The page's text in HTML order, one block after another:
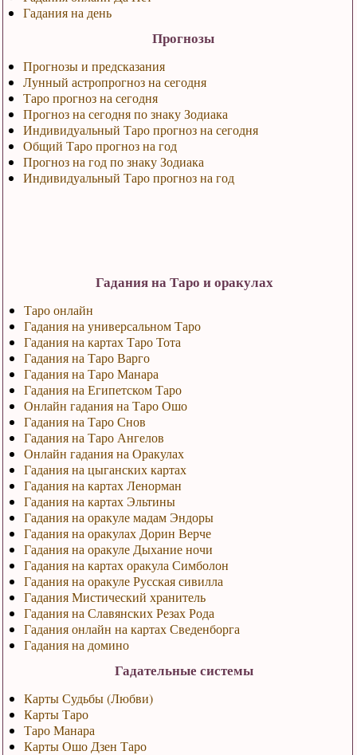
Гадания на день
Прогнозы
Прогнозы и предсказания
Лунный астропрогноз на сегодня
Таро прогноз на сегодня
Прогноз на сегодня по знаку Зодиака
Индивидуальный Таро прогноз на сегодня
Общий Таро прогноз на год
Прогноз на год по знаку Зодиака
Индивидуальный Таро прогноз на год
Гадания на Таро и оракулах
Таро онлайн
Гадания на универсальном Таро
Гадания на картах Таро Тота
Гадания на Таро Варго
Гадания на Таро Манара
Гадания на Египетском Таро
Онлайн гадания на Таро Ошо
Гадания на Таро Снов
Гадания на Таро Ангелов
Онлайн гадания на Оракулах
Гадания на цыганских картах
Гадания на картах Ленорман
Гадания на картах Эльтины
Гадания на оракуле мадам Эндоры
Гадания на оракулах Дорин Верче
Гадания на оракуле Дыхание ночи
Гадания на картах оракула Симболон
Гадания на оракуле Русская сивилла
Гадания Мистический хранитель
Гадания на Славянских Резах Рода
Гадания онлайн на картах Сведенборга
Гадания на домино
Гадательные системы
Карты Судьбы (Любви)
Карты Таро
Таро Манара
Карты Ошо Дзен Таро